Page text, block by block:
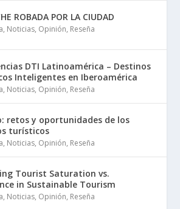
ROBADA POR LA CIUDAD
, Noticias, Opinión, Reseña
DTI Latinoamérica – Destinos
Inteligentes en Iberoamérica
, Noticias, Opinión, Reseña
retos y oportunidades de los
turísticos
, Noticias, Opinión, Reseña
Tourist Saturation vs.
in Sustainable Tourism
, Noticias, Opinión, Reseña